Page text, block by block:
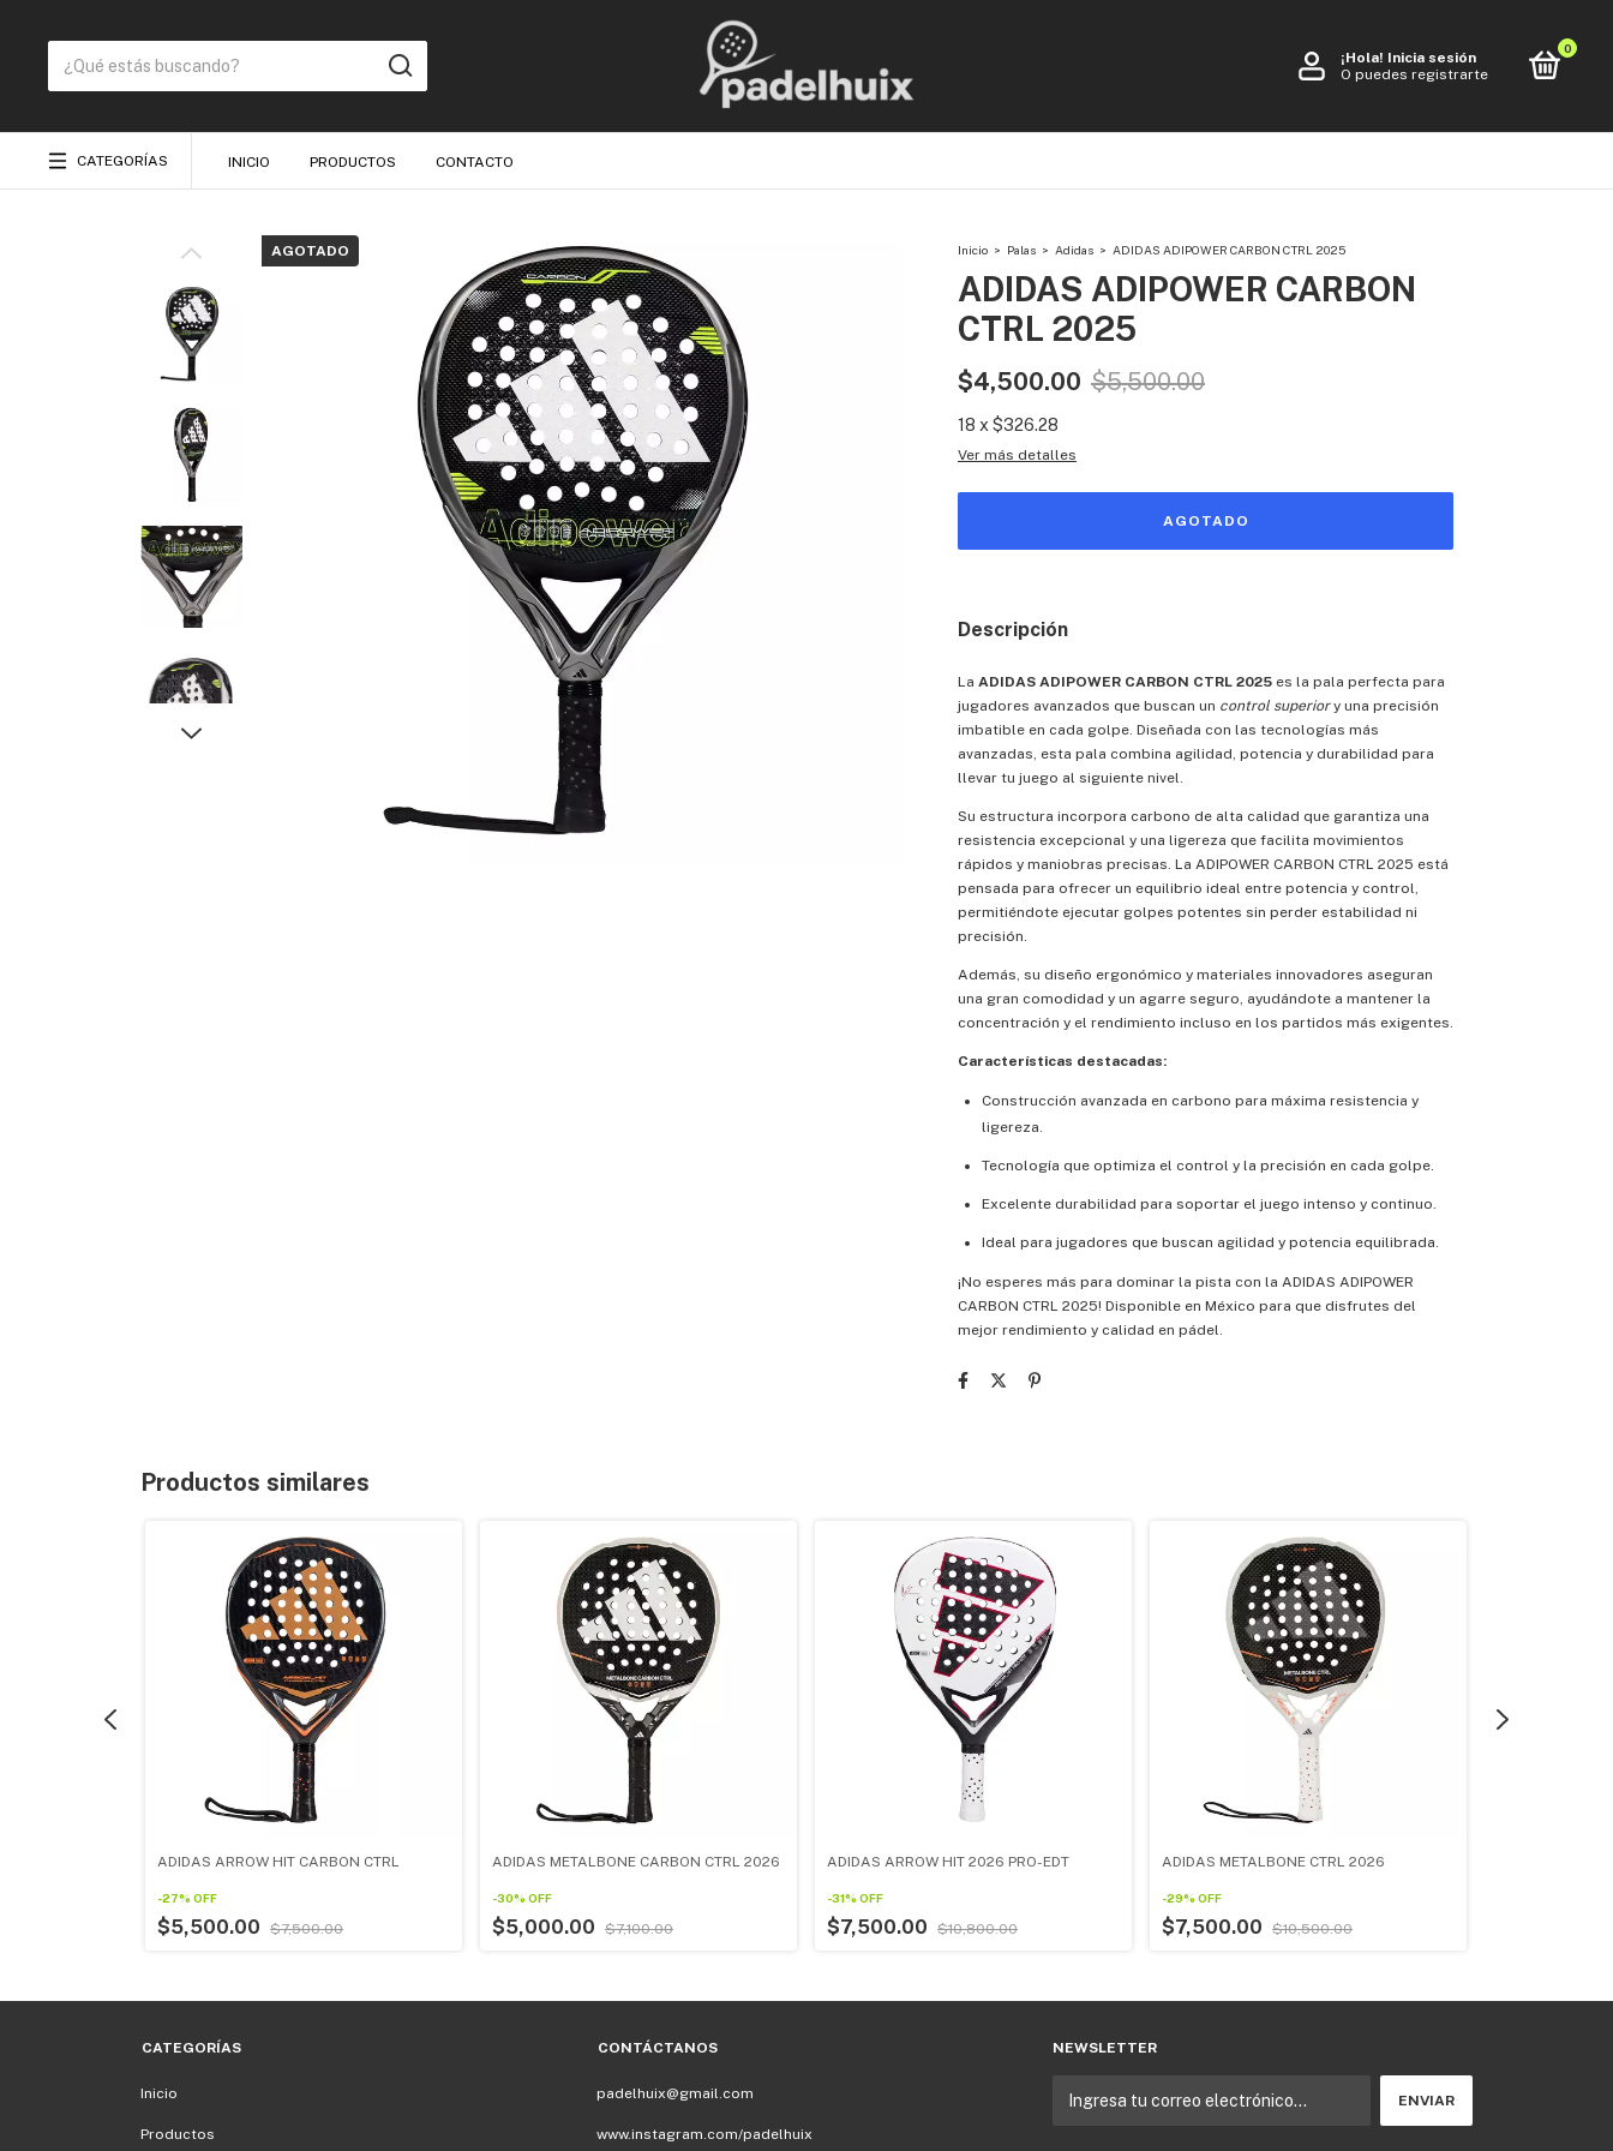
¡Hola! Inicia sesión
O puedes registrarte
0
CATEGORÍAS INICIO PRODUCTOS CONTACTO
AGOTADO Inicio > Palas > Adidas > ADIDAS ADIPOWER CARBON CTRL 2025
ADIDAS ADIPOWER CARBON
CTRL 2025
$4,500.00 $5,500.00
18 x $326.28
Ver más detalles
Descripción
La ADIDAS ADIPOWER CARBON CTRL 2025 es la pala perfecta para
jugadores avanzados que buscan un control superiory una precisión
imbatible en cada golpe. Diseñada con las tecnologías más
avanzadas, esta pala combina agilidad, potencia y durabilidad para
llevar tu juego al siguiente nivel.
Su estructura incorpora carbono de alta calidad que garantiza una
resistencia excepcional y una ligereza que facilita movimientos
rápidos y maniobras precisas. La ADIPOWER CARBON CTRL 2025 está
pensada para ofrecer un equilibrio ideal entre potencia y control,
permitiéndote ejecutar golpes potentes sin perder estabilidad ni
precisión.
Además, su diseño ergonómico y materiales innovadores aseguran
una gran comodidad y un agarre seguro, ayudándote a mantener la
concentración y el rendimiento incluso en los partidos más exigentes.
Características destacadas:
Construcción avanzada en carbono para máxima resistencia y
ligereza.
Tecnología que optimiza el control y la precisión en cada golpe.
Excelente durabilidad para soportar el juego intenso y continuo.
Ideal para jugadores que buscan agilidad y potencia equilibrada.
¡No esperes más para dominar la pista con la ADIDAS ADIPOWER
CARBON CTRL 2025! Disponible en México para que disfrutes del
mejor rendimiento y calidad en pádel.
Productos similares
ADIDAS ARROW HIT CARBON CTRL
-27% OFF
$5,500.00 $7,500.00
ADIDAS METALBONE CARBON CTRL 2026
-30% OFF
$5,000.00 $7,100.00
ADIDAS ARROW HIT 2026 PRO-EDT
-31% OFF
$7,500.00 $10,800.00
ADIDAS METALBONE CTRL 2026
-29% OFF
$7,500.00 $10,500.00
CATEGORÍAS
Inicio
Productos
CONTÁCTANOS
padelhuix@gmail.com
www.instagram.com/padelhuix
NEWSLETTER